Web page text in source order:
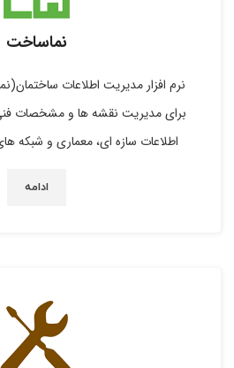
نماساخت
نرم افزار مدیریت اطلاعات
براي مديريت نقشه ها و مشخصات
اطلاعات سازه ای، معماری و شبکه
ادامه